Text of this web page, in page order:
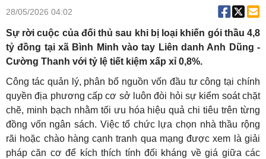
28/05/2026 04:02
Sự rời cuộc của đối thủ sau khi bị loại khiến gói thầu 4,8
tỷ đồng tại xã Bình Minh vào tay Liên danh Anh Dũng -
Cường Thanh với tỷ lệ tiết kiệm xấp xỉ 0,8%.
Công tác quản lý, phân bổ nguồn vốn đầu tư công tại chính
quyền địa phương cấp cơ sở luôn đòi hỏi sự kiểm soát chặt
chẽ, minh bạch nhằm tối ưu hóa hiệu quả chi tiêu trên từng
đồng vốn ngân sách. Việc tổ chức lựa chọn nhà thầu rộng
rãi hoặc chào hàng cạnh tranh qua mạng được xem là giải
pháp căn cơ để kích thích tính đối kháng về giá giữa các